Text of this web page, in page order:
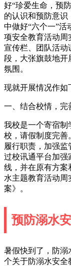
好“珍爱生命，预
的认识和预防意识
中做好“六个一”
项安全教育活动周
宣传栏、团队活动
段，大张旗鼓地开
氛围。
现就开展情况作如
一、结合校情，完
我校是一个寄宿制
校，请假制度完善
履行职责，加强
过校讯通平台加强
线，并在原有方案
水主题教育活动周
案》。
预防溺水
暑假快到了，防溺
个关于防溺水安全